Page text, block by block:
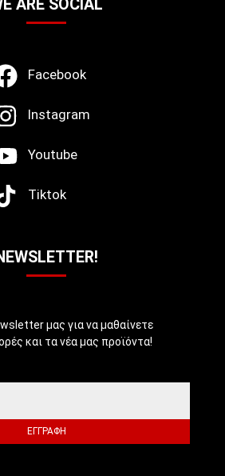
ARE SOCIAL
Facebook
Instagram
Youtube
Tiktok
μας για να μαθαίνετε
και τα νέα μας προϊόντα!
ΕΓΓΡΑΦΉ